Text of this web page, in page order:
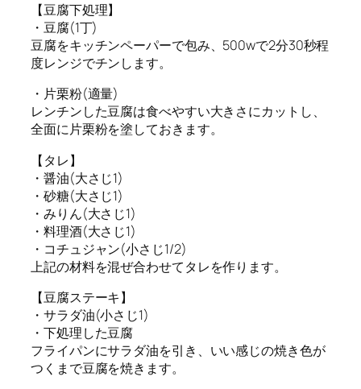
【豆腐下処理】
・豆腐(1丁)
豆腐をキッチンペーパーで包み、500wで2分30秒程
度レンジでチンします。
・片栗粉(適量)
レンチンした豆腐は食べやすい大きさにカットし、
全面に片栗粉を塗しておきます。
【タレ】
・醤油(大さじ1)
・砂糖(大さじ1)
・みりん(大さじ1)
・料理酒(大さじ1)
・コチュジャン(小さじ1/2)
上記の材料を混ぜ合わせてタレを作ります。
【豆腐ステーキ】
・サラダ油(小さじ1)
・下処理した豆腐
フライパンにサラダ油を引き、いい感じの焼き色が
つくまで豆腐を焼きます。